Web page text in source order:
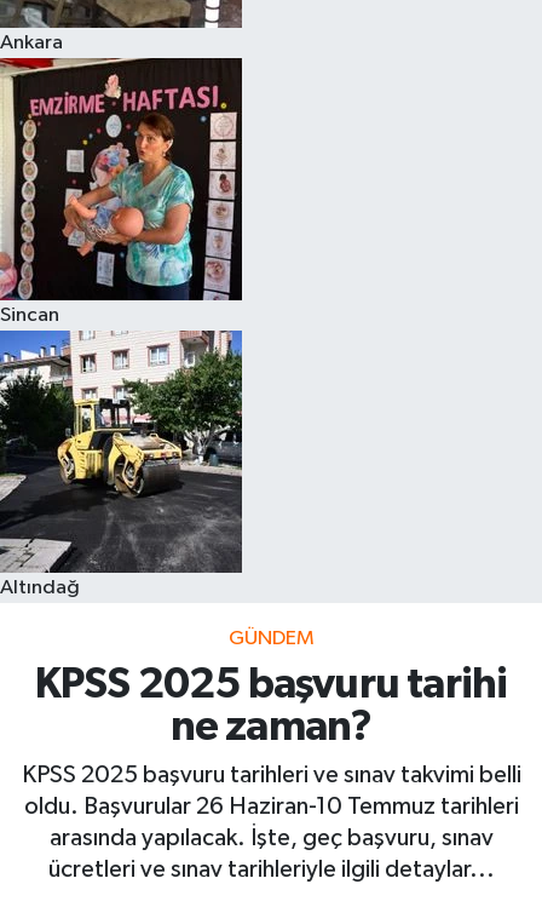
Ankara
Sincan
Altındağ
GÜNDEM
KPSS 2025 başvuru tarihi
ne zaman?
KPSS 2025 başvuru tarihleri ve sınav takvimi belli
oldu. Başvurular 26 Haziran-10 Temmuz tarihleri
arasında yapılacak. İşte, geç başvuru, sınav
ücretleri ve sınav tarihleriyle ilgili detaylar...